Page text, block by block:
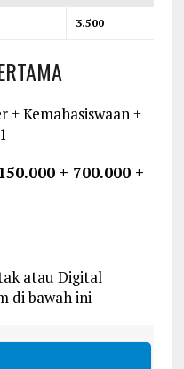
3.500
Kemahasiswaan +
+ 700.000 +
atau Digital
di bawah ini